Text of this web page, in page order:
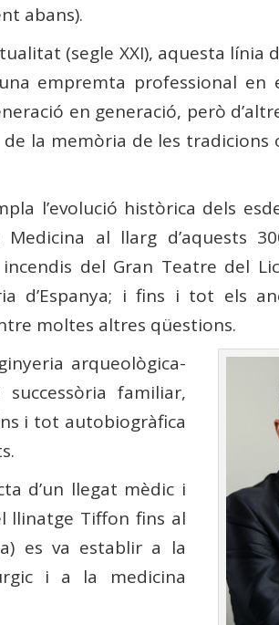
abans).
(segle XXI), aquesta línia
empremta professional en
en generació, però
la memòria de les tradicions
l’evolució històrica dels
al llarg d’aquests
del Gran Teatre del
d’Espanya; i fins i tot els
moltes altres qüestions.
arqueològica-
familiar,
i tot autobiogràfica
d’un llegat mèdic i
llinatge Tiffon fins al
es va establir a la
i a la medicina